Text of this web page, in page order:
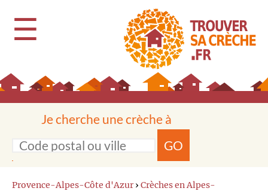
☰
Je cherche une crèche à
GO
Provence-Alpes-Côte d'Azur › Crèches en Alpes-